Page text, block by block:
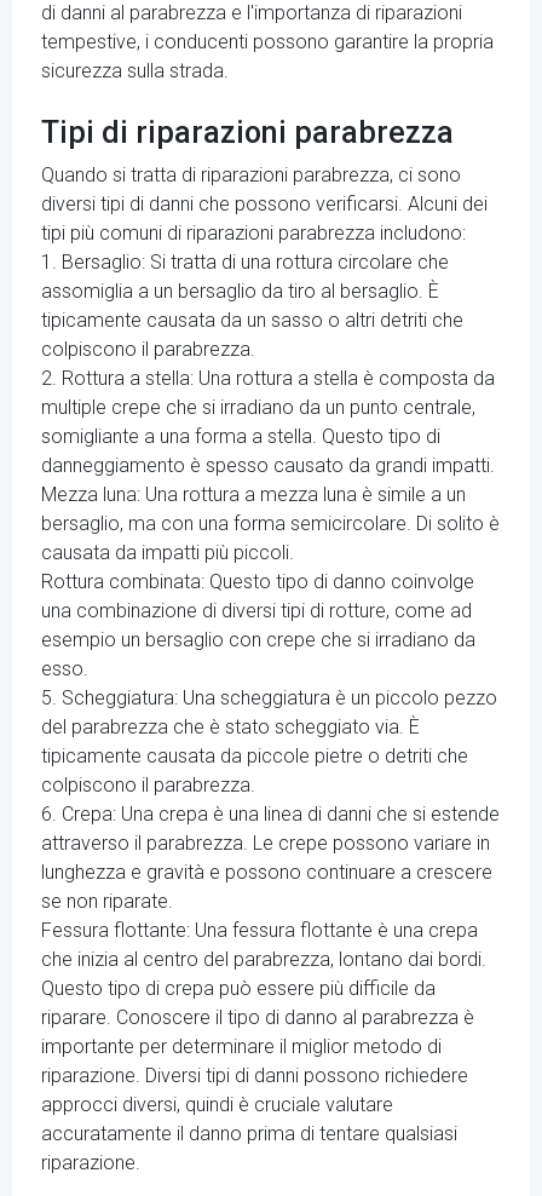
di danni al parabrezza e l'importanza di riparazioni
tempestive, i conducenti possono garantire la propria
sicurezza sulla strada.
Tipi di riparazioni parabrezza
Quando si tratta di riparazioni parabrezza, ci sono
diversi tipi di danni che possono verificarsi. Alcuni dei
tipi più comuni di riparazioni parabrezza includono:
1. Bersaglio: Si tratta di una rottura circolare che
assomiglia a un bersaglio da tiro al bersaglio. È
tipicamente causata da un sasso o altri detriti che
colpiscono il parabrezza.
2. Rottura a stella: Una rottura a stella è composta da
multiple crepe che si irradiano da un punto centrale,
somigliante a una forma a stella. Questo tipo di
danneggiamento è spesso causato da grandi impatti.
Mezza luna: Una rottura a mezza luna è simile a un
bersaglio, ma con una forma semicircolare. Di solito è
causata da impatti più piccoli.
Rottura combinata: Questo tipo di danno coinvolge
una combinazione di diversi tipi di rotture, come ad
esempio un bersaglio con crepe che si irradiano da
esso.
5. Scheggiatura: Una scheggiatura è un piccolo pezzo
del parabrezza che è stato scheggiato via. È
tipicamente causata da piccole pietre o detriti che
colpiscono il parabrezza.
6. Crepa: Una crepa è una linea di danni che si estende
attraverso il parabrezza. Le crepe possono variare in
lunghezza e gravità e possono continuare a crescere
se non riparate.
Fessura flottante: Una fessura flottante è una crepa
che inizia al centro del parabrezza, lontano dai bordi.
Questo tipo di crepa può essere più difficile da
riparare. Conoscere il tipo di danno al parabrezza è
importante per determinare il miglior metodo di
riparazione. Diversi tipi di danni possono richiedere
approcci diversi, quindi è cruciale valutare
accuratamente il danno prima di tentare qualsiasi
riparazione.